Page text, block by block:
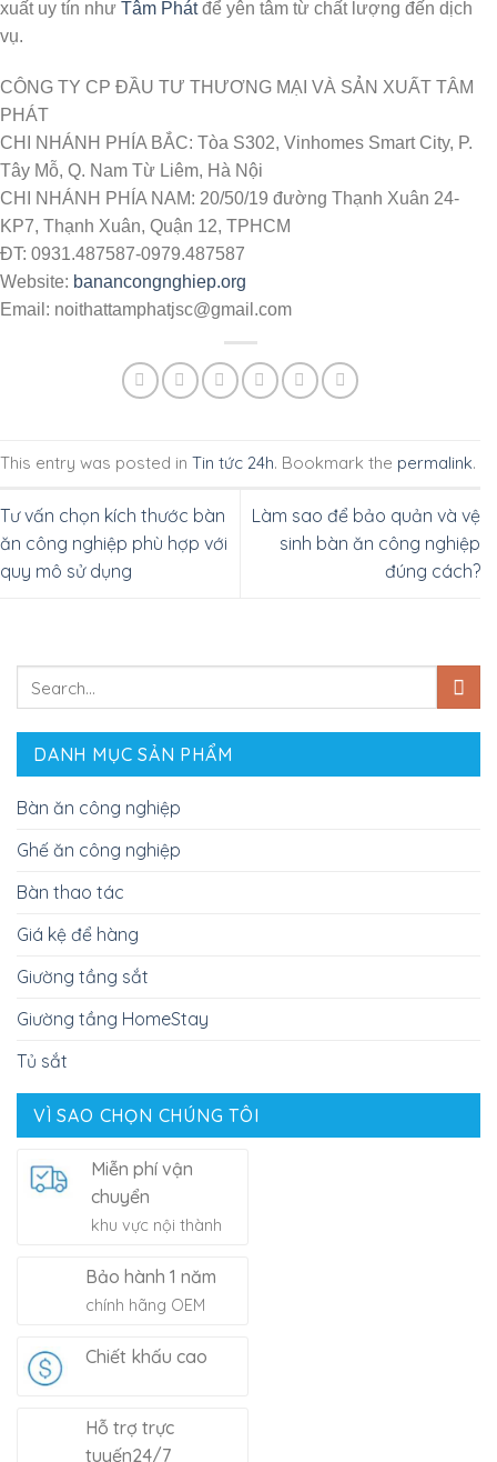
DANH MỤC SẢN PHẨM
Bàn ăn công nghiệp
Ghế ăn công nghiệp
Bàn thao tác
Giá kệ để hàng
Giường tầng sắt
Giường tầng HomeStay
Tủ sắt
VÌ SAO CHỌN CHÚNG TÔI
Miễn phí vận
chuyển
khu vực nội thành
Bảo hành 1 năm
chính hãng OEM
Chiết khấu cao
Hỗ trợ trực
tuyến24/7
xuất uy tín như Tâm Phátđể yên tâm từ chất lượng đến dịch
vụ.
CÔNG TY CP ĐẦU TƯ THƯƠNG MẠI VÀ SẢN XUẤT TÂM
PHÁT
CHI NHÁNH PHÍA BẮC: Tòa S302, Vinhomes Smart City, P.
Tây Mỗ, Q. Nam Từ Liêm, Hà Nội
CHI NHÁNH PHÍA NAM: 20/50/19 đường Thạnh Xuân 24-
KP7, Thạnh Xuân, Quận 12, TPHCM
ĐT: 0931.487587-0979.487587
Website: banancongnghiep.org
Email: noithattamphatjsc@gmail.com
This entry was posted in Tin tức 24h. Bookmark the permalink.
Tư vấn chọn kích thước bàn
ăn công nghiệp phù hợp với
quy mô sử dụng
Làm sao để bảo quản và vệ
sinh bàn ăn công nghiệp
đúng cách?